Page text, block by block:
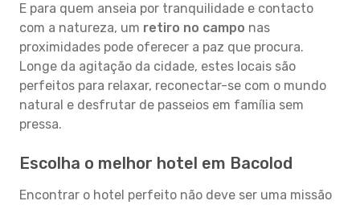
E para quem anseia por tranquilidade e contacto
com a natureza, um retiro no campo nas
proximidades pode oferecer a paz que procura.
Longe da agitação da cidade, estes locais são
perfeitos para relaxar, reconectar-se com o mundo
natural e desfrutar de passeios em família sem
pressa.
Escolha o melhor hotel em Bacolod
Encontrar o hotel perfeito não deve ser uma missão